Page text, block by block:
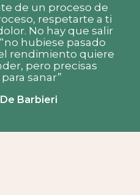
de un proceso de
respetarte a ti
No hay que salir
hubiese pasado
rendimiento quiere
pero precisas
sanar”
Barbieri